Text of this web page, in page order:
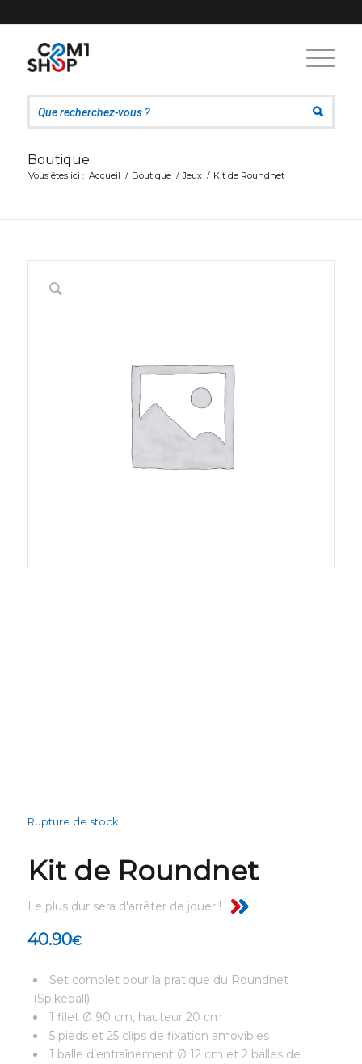
Boutique
Vous êtes ici : Accueil / Boutique / Jeux / Kit de Roundnet
Rupture de stock
Kit de Roundnet
Le plus dur sera d'arrêter de jouer !
40.90€
Set complet pour la pratique du Roundnet
(Spikeball)
1 filet Ø 90 cm, hauteur 20 cm
5 pieds et 25 clips de fixation amovibles
1 balle d’entraînement Ø 12 cm et 2 balles de